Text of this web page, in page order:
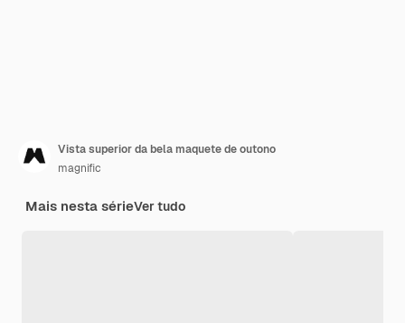
Vista superior da bela maquete de outono
magnific
Mais nesta sérieVer tudo